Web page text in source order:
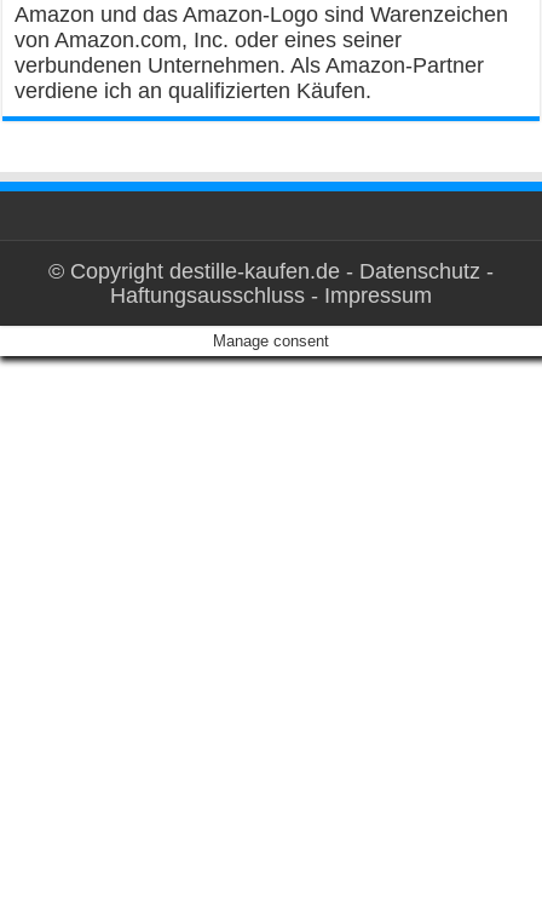
Amazon und das Amazon-Logo sind Warenzeichen
von Amazon.com, Inc. oder eines seiner
verbundenen Unternehmen. Als Amazon-Partner
verdiene ich an qualifizierten Käufen.
© Copyright destille-kaufen.de - Datenschutz -
Haftungsausschluss - Impressum
Manage consent